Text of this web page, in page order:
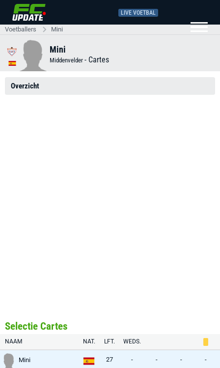
LIVE VOETBAL
Voetballers Mini
Mini
Middenvelder - Cartes
Overzicht
Selectie Cartes
NAAM NAT. LFT. WEDS.
Mini 27 - - - -